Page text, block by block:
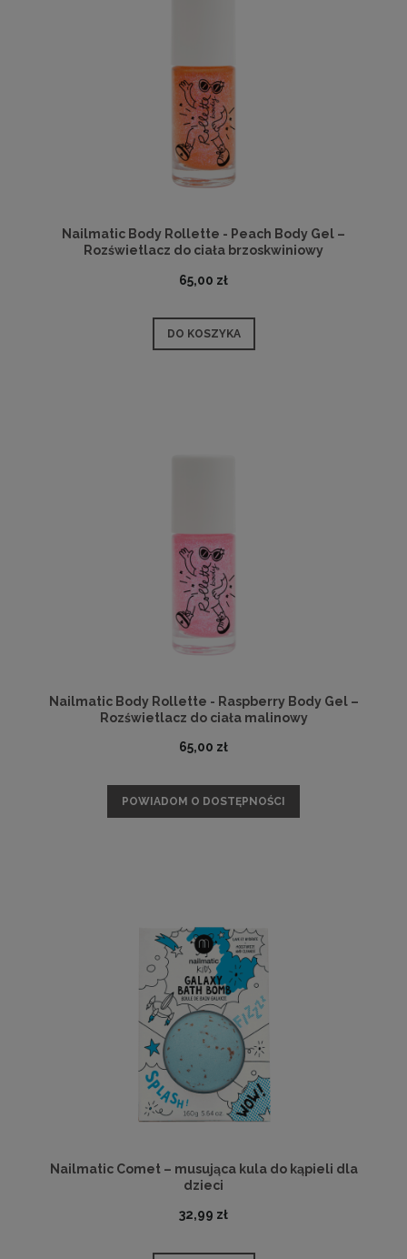
Nailmatic Body Rollette - Peach Body Gel –
Rozświetlacz do ciała brzoskwiniowy
65,00 zł
DO KOSZYKA
Nailmatic Body Rollette - Raspberry Body Gel –
Rozświetlacz do ciała malinowy
65,00 zł
POWIADOM O DOSTĘPNOŚCI
Nailmatic Comet – musująca kula do kąpieli dla
dzieci
32,99 zł